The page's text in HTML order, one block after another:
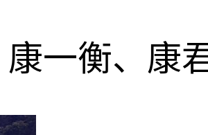
一衡、康